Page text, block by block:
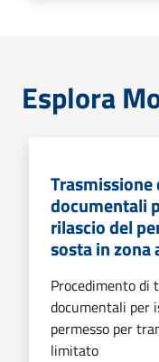
Esplora
documentali
rilascio del
sosta in
Procedimento di
documentali per
permesso per
limitato